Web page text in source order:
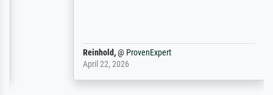
Reinhold,@ProvenExpert
April 22, 2026